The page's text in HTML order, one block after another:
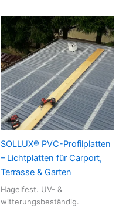
SOLLUX® PVC-Profilplatten
– Lichtplatten für Carport,
Terrasse & Garten
Hagelfest. UV- &
witterungsbeständig.